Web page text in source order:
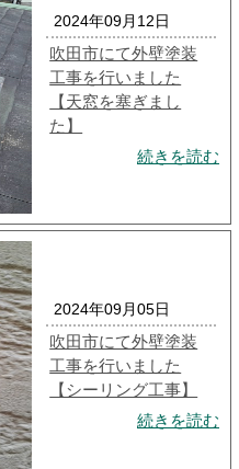
2024年09月12日
吹田市にて外壁塗装
工事を行いました
【天窓を塞ぎまし
た】
続きを読む
2024年09月05日
吹田市にて外壁塗装
工事を行いました
【シーリング工事】
続きを読む